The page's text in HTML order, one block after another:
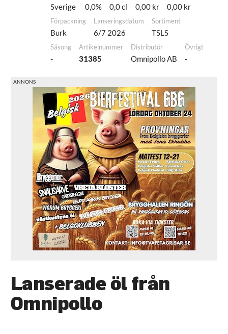
Sverige 0,0% 0,0 cl 0,00 kr 0,00 kr
Förpackning
Burk
Lanseringsdatum
6/7 2026
Sortiment
TSLS
Säsong
-
Artikelnummer
31385
Distributör
Omnipollo AB
Övrigt
-
Lanserade öl från
Omnipollo